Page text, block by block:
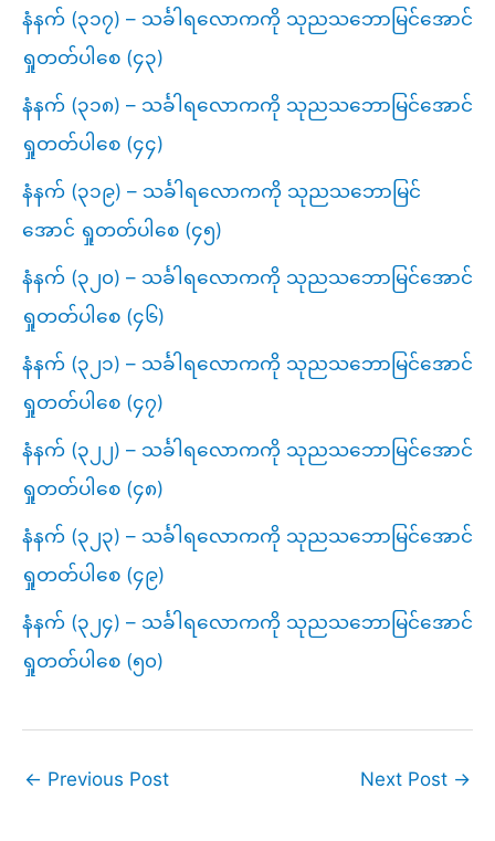
နံနက် (၃၁၇) – သင်္ခါရလောကကို သုညသဘောမြင်အောင်
ရှုတတ်ပါစေ (၄၃)
နံနက် (၃၁၈) – သင်္ခါရလောကကို သုညသဘောမြင်အောင်
ရှုတတ်ပါစေ (၄၄)
နံနက် (၃၁၉) – သင်္ခါရလောကကို သုညသဘောမြင်
အောင် ရှုတတ်ပါစေ (၄၅)
နံနက် (၃၂၀) – သင်္ခါရလောကကို သုညသဘောမြင်အောင်
ရှုတတ်ပါစေ (၄၆)
နံနက် (၃၂၁) – သင်္ခါရလောကကို သုညသဘောမြင်အောင်
ရှုတတ်ပါစေ (၄၇)
နံနက် (၃၂၂) – သင်္ခါရလောကကို သုညသဘောမြင်အောင်
ရှုတတ်ပါစေ (၄၈)
နံနက် (၃၂၃) – သင်္ခါရလောကကို သုညသဘောမြင်အောင်
ရှုတတ်ပါစေ (၄၉)
နံနက် (၃၂၄) – သင်္ခါရလောကကို သုညသဘောမြင်အောင်
ရှုတတ်ပါစေ (၅၀)
← Previous Post Next Post →